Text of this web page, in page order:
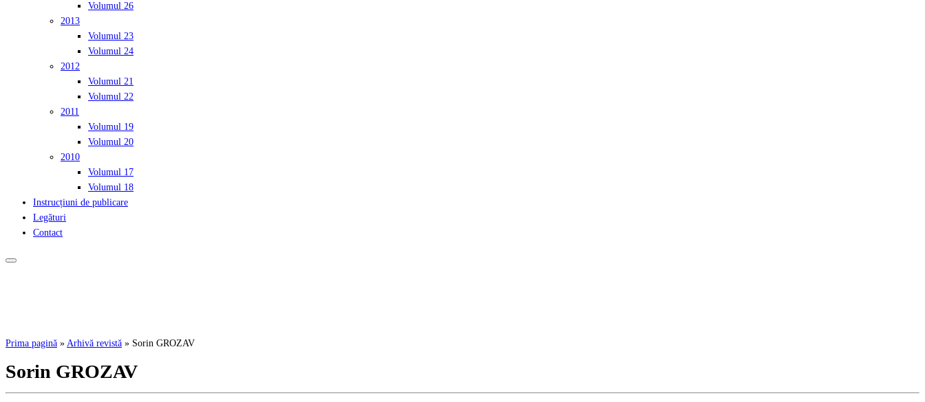
Volumul 26
2013
Volumul 23
Volumul 24
2012
Volumul 21
Volumul 22
2011
Volumul 19
Volumul 20
2010
Volumul 17
Volumul 18
Instrucțiuni de publicare
Legături
Contact
Prima pagină » Arhivă revistă » Sorin GROZAV
Sorin GROZAV